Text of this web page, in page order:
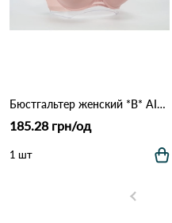
Бюстгальтер женский *B* AIMINA 1328 1,3 Пудра
185.28 грн/од
1 шт